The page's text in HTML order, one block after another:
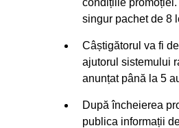
condițiile promoției.
singur pachet de 8
Câștigătorul va fi
ajutorul sistemului
anunțat până la 5
După încheierea
publica informații